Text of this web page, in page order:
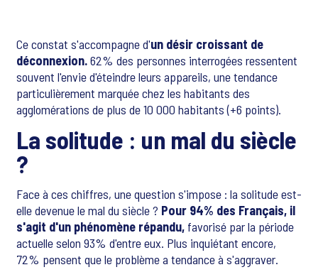
Ce constat s'accompagne d'un désir croissant de
déconnexion.62% des personnes interrogées ressentent
souvent l'envie d'éteindre leurs appareils, une tendance
particulièrement marquée chez les habitants des
agglomérations de plus de 10 000 habitants (+6 points).
La solitude : un mal du siècle
?
Face à ces chiffres, une question s'impose : la solitude est-
elle devenue le mal du siècle ? Pour 94% des Français, il
s'agit d'un phénomène répandu, favorisé par la période
actuelle selon 93% d'entre eux. Plus inquiétant encore,
72% pensent que le problème a tendance à s'aggraver.